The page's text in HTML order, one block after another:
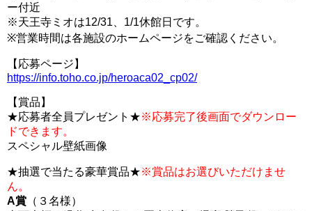
ー付近
※天王寺ミオは12/31、1/1休館日です。
※営業時間は各施設のホームページをご確認ください。
【応募ページ】
https://info.toho.co.jp/heroaca02_cp02/
【賞品】
★応募者全員プレゼント★※応募完了後画面でダウンロー
ドできます。
スペシャル壁紙画像
★抽選で当たる豪華賞品★※賞品はお選びいただけませ
ん。
A賞 （３名様）